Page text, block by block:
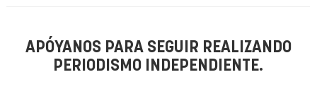
APÓYANOS PARA SEGUIR REALIZANDO
PERIODISMO INDEPENDIENTE.